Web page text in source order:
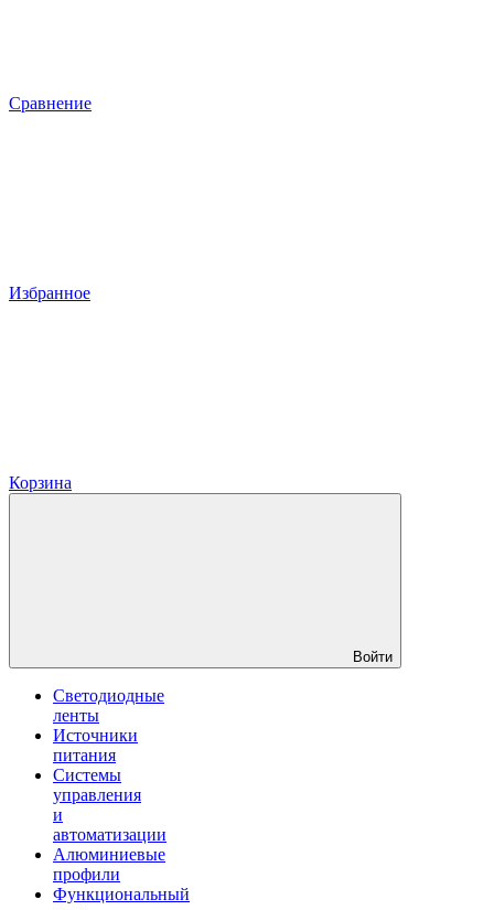
Сравнение
Избранное
Корзина
Войти
Светодиодные
ленты
Источники
питания
Системы
управления
и
автоматизации
Алюминиевые
профили
Функциональный